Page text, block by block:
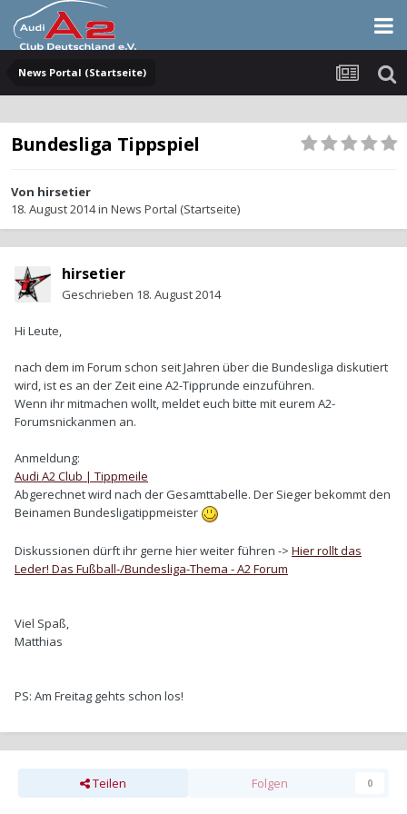
News Portal (Startseite)
Bundesliga Tippspiel
Von hirsetier
18. August 2014in News Portal (Startseite)
hirsetier
Geschrieben 18. August 2014
Hi Leute,
nach dem im Forum schon seit Jahren über die Bundesliga diskutiert
wird, ist es an der Zeit eine A2-Tipprunde einzuführen.
Wenn ihr mitmachen wollt, meldet euch bitte mit eurem A2-
Forumsnickanmen an.
Anmeldung:
Audi A2 Club | Tippmeile
Abgerechnet wird nach der Gesamttabelle. Der Sieger bekommt den
Beinamen Bundesligatippmeister
Diskussionen dürft ihr gerne hier weiter führen -> Hier rollt das
Leder! Das Fußball-/Bundesliga-Thema - A2 Forum
Viel Spaß,
Matthias
PS: Am Freitag gehts schon los!
Teilen Folgen 0